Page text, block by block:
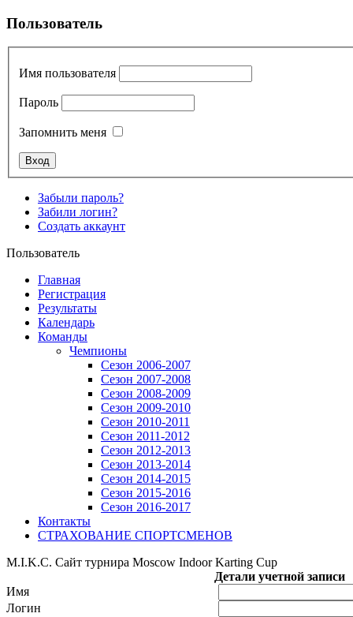
Пользователь
Имя пользователя
Пароль
Запомнить меня
Забыли пароль?
Забили логин?
Создать аккаунт
Пользователь
Главная
Регистрация
Результаты
Календарь
Команды
Чемпионы
Сезон 2006-2007
Сезон 2007-2008
Сезон 2008-2009
Сезон 2009-2010
Сезон 2010-2011
Сезон 2011-2012
Сезон 2012-2013
Сезон 2013-2014
Сезон 2014-2015
Сезон 2015-2016
Сезон 2016-2017
Контакты
СТРАХОВАНИЕ СПОРТСМЕНОВ
M.I.K.C. Сайт турнира Moscow Indoor Karting Cup
Детали учетной записи
Имя
Логин